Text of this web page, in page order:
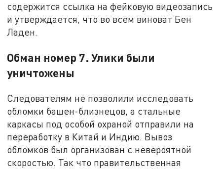
содержится ссылка на фейковую видеозапись
и утверждается, что во всём виноват Бен
Ладен.
Обман номер 7. Улики были
уничтожены
Следователям не позволили исследовать
обломки башен-близнецов, а стальные
каркасы под особой охраной отправили на
переработку в Китай и Индию. Вывоз
обломков был организован с невероятной
скоростью. Так что правительственная